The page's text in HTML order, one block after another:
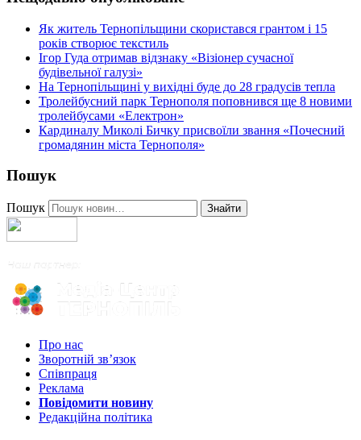
Як житель Тернопільщини скористався грантом і 15
років створює текстиль
Ігор Гуда отримав відзнаку «Візіонер сучасної
будівельної галузі»
На Тернопільщині у вихідні буде до 28 градусів тепла
Тролейбусний парк Тернополя поповнився ще 8 новими
тролейбусами «Електрон»
Кардиналу Миколі Бичку присвоїли звання «Почесний
громадянин міста Тернополя»
Пошук
Пошук Знайти
Про нас
Зворотній зв’язок
Співпраця
Реклама
Повідомити новину
Редакційна політика